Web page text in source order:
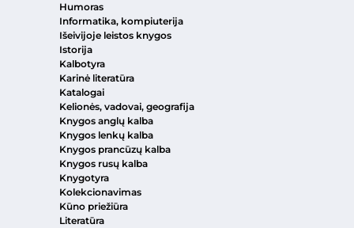
Humoras
Informatika, kompiuterija
Išeivijoje leistos knygos
Istorija
Kalbotyra
Karinė literatūra
Katalogai
Kelionės, vadovai, geografija
Knygos anglų kalba
Knygos lenkų kalba
Knygos prancūzų kalba
Knygos rusų kalba
Knygotyra
Kolekcionavimas
Kūno priežiūra
Literatūra